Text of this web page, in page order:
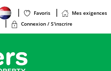
Favoris
Mes exigences
Connexion / S'inscrire